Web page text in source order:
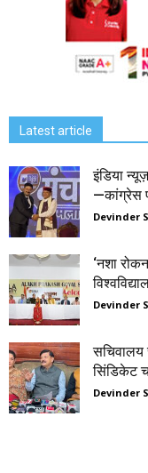
Latest article
इंडिया
—कांग्रेस
Devinder
‘नशा
Devinder
सचिवालय
सिंडिकेट
Devinder